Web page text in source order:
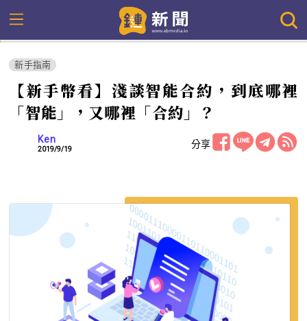
新手指南
【新手幣看】淺談智能合約，到底哪裡
「智能」，又哪裡「合約」？
Ken
2019/9/19 分享